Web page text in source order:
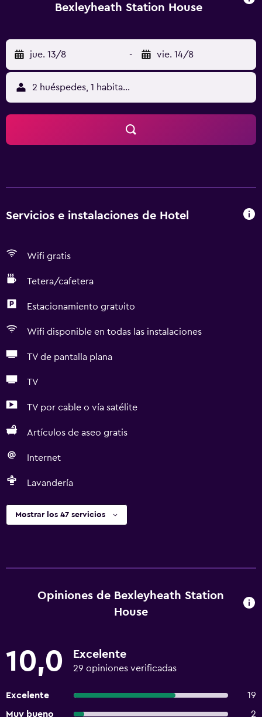
y bañera. En Bexleyheath Station House, todas las
metro West Ham está a 17 km. El aeropuerto (Aeropuerto
de Londres - City) está a 10 km.
Bexleyheath Station House
jue. 13/8 - vie. 14/8
2 huéspedes, 1 habitación
Servicios e instalaciones de Hotel
Wifi gratis
Tetera/cafetera
Estacionamiento gratuito
Wifi disponible en todas las instalaciones
TV de pantalla plana
TV
TV por cable o vía satélite
Artículos de aseo gratis
Internet
Lavandería
Mostrar los 47 servicios
Opiniones de Bexleyheath Station
House
10,0 Excelente
29 opiniones verificadas
Excelente
19
Muy bueno
2